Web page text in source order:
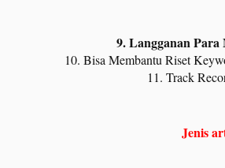
9. Langganan
10. Bisa Membantu Riset
11. Track
Jenis